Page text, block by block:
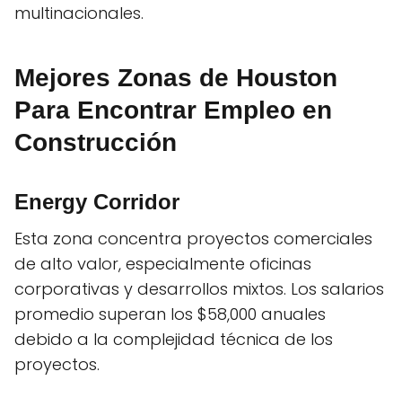
multinacionales.
Mejores Zonas de Houston
Para Encontrar Empleo en
Construcción
Energy Corridor
Esta zona concentra proyectos comerciales
de alto valor, especialmente oficinas
corporativas y desarrollos mixtos. Los salarios
promedio superan los $58,000 anuales
debido a la complejidad técnica de los
proyectos.